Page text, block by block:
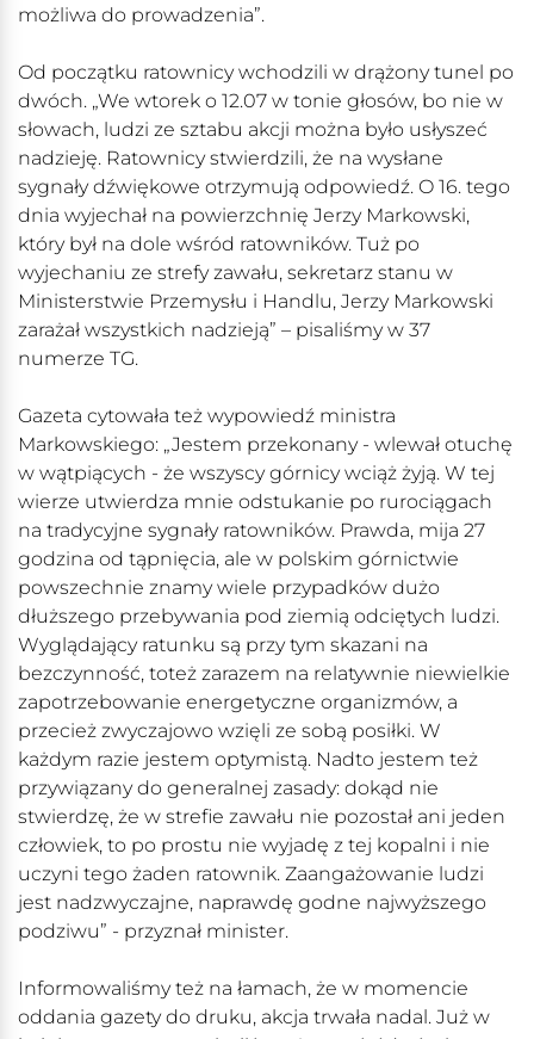
możliwa do prowadzenia”.
Od początku ratownicy wchodzili w drążony tunel po
dwóch. „We wtorek o 12.07 w tonie głosów, bo nie w
słowach, ludzi ze sztabu akcji można było usłyszeć
nadzieję. Ratownicy stwierdzili, że na wysłane
sygnały dźwiękowe otrzymują odpowiedź. O 16. tego
dnia wyjechał na powierzchnię Jerzy Markowski,
który był na dole wśród ratowników. Tuż po
wyjechaniu ze strefy zawału, sekretarz stanu w
Ministerstwie Przemysłu i Handlu, Jerzy Markowski
zarażał wszystkich nadzieją” – pisaliśmy w 37
numerze TG.
Gazeta cytowała też wypowiedź ministra
Markowskiego: „Jestem przekonany - wlewał otuchę
w wątpiących - że wszyscy górnicy wciąż żyją. W tej
wierze utwierdza mnie odstukanie po rurociągach
na tradycyjne sygnały ratowników. Prawda, mija 27
godzina od tąpnięcia, ale w polskim górnictwie
powszechnie znamy wiele przypadków dużo
dłuższego przebywania pod ziemią odciętych ludzi.
Wyglądający ratunku są przy tym skazani na
bezczynność, toteż zarazem na relatywnie niewielkie
zapotrzebowanie energetyczne organizmów, a
przecież zwyczajowo wzięli ze sobą posiłki. W
każdym razie jestem optymistą. Nadto jestem też
przywiązany do generalnej zasady: dokąd nie
stwierdzę, że w strefie zawału nie pozostał ani jeden
człowiek, to po prostu nie wyjadę z tej kopalni i nie
uczyni tego żaden ratownik. Zaangażowanie ludzi
jest nadzwyczajne, naprawdę godne najwyższego
podziwu” - przyznał minister.
Informowaliśmy też na łamach, że w momencie
oddania gazety do druku, akcja trwała nadal. Już w